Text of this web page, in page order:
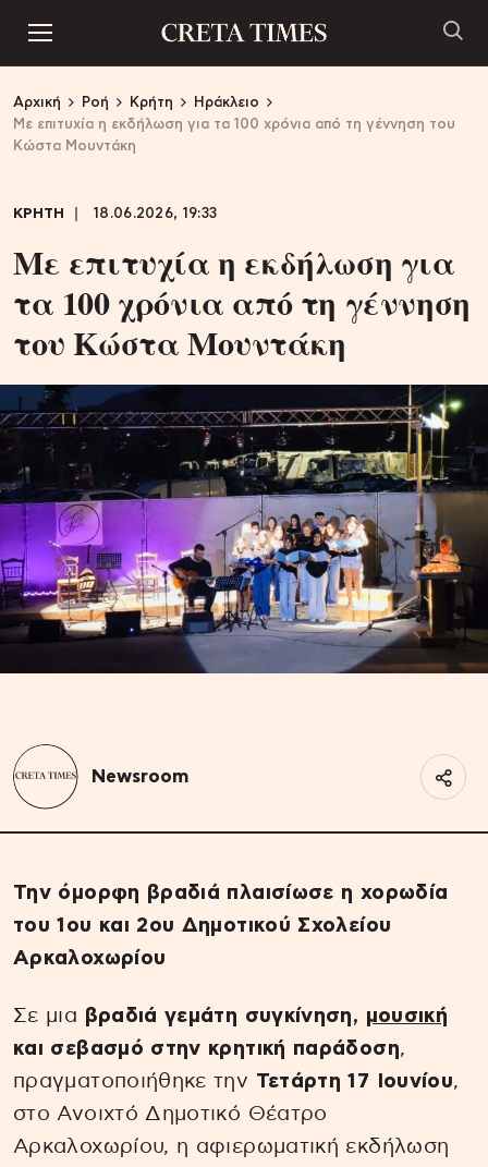
Αρχική Ροή Κρήτη
Ηράκλειο
Με επιτυχία η εκδήλωση για τα 100 χρόνια από τη γέννηση του
Κώστα Μουντάκη
ΚΡΗΤΗ 18.06.2026, 19:33
Με επιτυχία η εκδήλωση για
τα 100 χρόνια από τη γέννηση
του Κώστα Μουντάκη
Newsroom
Την όμορφη βραδιά πλαισίωσε η χορωδία
του 1ου και 2ου Δημοτικού Σχολείου
Αρκαλοχωρίου
Σε μια βραδιά γεμάτη συγκίνηση, μουσική
και σεβασμό στην κρητική παράδοση,
πραγματοποιήθηκε την Τετάρτη 17 Ιουνίου,
στο Ανοιχτό Δημοτικό Θέατρο
Αρκαλοχωρίου, η αφιερωματική εκδήλωση